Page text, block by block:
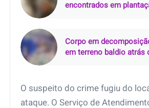
encontrados em
Corpo em
em terreno baldio atrás
O suspeito do crime fugiu do
ataque. O Serviço de